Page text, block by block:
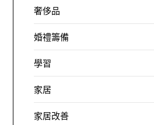
奢侈品
婚禮籌備
學習
家居
家居改善